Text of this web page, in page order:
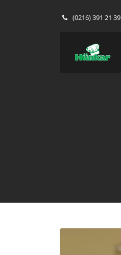
(0216) 391 21 39